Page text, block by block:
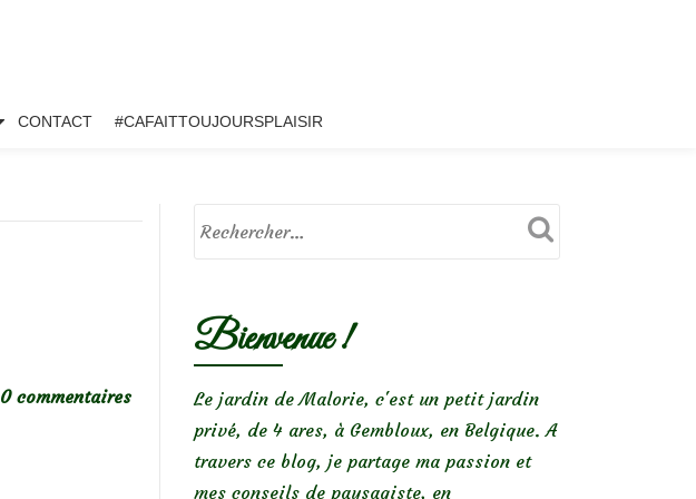
CONTACT #CAFAITTOUJOURSPLAISIR
0 commentaires
Bienvenue !
Le jardin de Malorie, c'est un petit jardin
privé, de 4 ares, à Gembloux, en Belgique. A
travers ce blog, je partage ma passion et
mes conseils de paysagiste, en